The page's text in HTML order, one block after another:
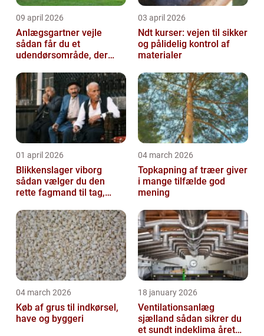
09 april 2026
Anlægsgartner vejle
sådan får du et
udendørsområde, der
03 april 2026
Ndt kurser: vejen til sikker
og pålidelig kontrol af
materialer
01 april 2026
Blikkenslager viborg
sådan vælger du den
rette fagmand til tag,
04 march 2026
Topkapning af træer giver
i mange tilfælde god
mening
04 march 2026
Køb af grus til indkørsel,
have og byggeri
18 january 2026
Ventilationsanlæg
sjælland sådan sikrer du
et sundt indeklima året